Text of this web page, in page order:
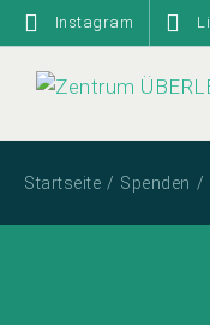
Zum
Inhalt
springen
Instagram
Startseite Spenden